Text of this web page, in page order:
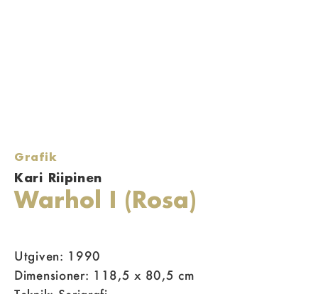
Grafik
Kari Riipinen
Warhol I (Rosa)
Utgiven: 1990
Dimensioner: 118,5 x 80,5 cm